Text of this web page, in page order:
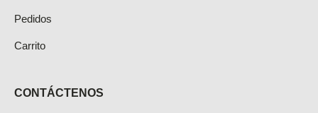
Pedidos
Carrito
CONTÁCTENOS